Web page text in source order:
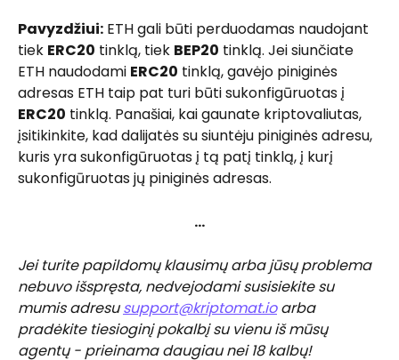
Pavyzdžiui: ETH gali būti perduodamas naudojant
tiek ERC20 tinklą, tiek BEP20 tinklą. Jei siunčiate
ETH naudodami ERC20 tinklą, gavėjo piniginės
adresas ETH taip pat turi būti sukonfigūruotas į
ERC20 tinklą. Panašiai, kai gaunate kriptovaliutas,
įsitikinkite, kad dalijatės su siuntėju piniginės adresu,
kuris yra sukonfigūruotas į tą patį tinklą, į kurį
sukonfigūruotas jų piniginės adresas.
…
Jei turite papildomų klausimų arba jūsų problema
nebuvo išspręsta, nedvejodami susisiekite su
mumis adresu support@kriptomat.io arba
pradėkite tiesioginį pokalbį su vienu iš mūsų
agentų - prieinama daugiau nei 18 kalbų!